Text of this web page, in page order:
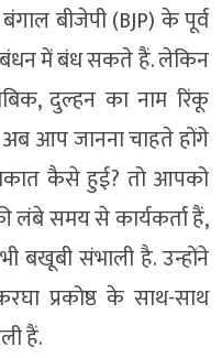
बीजेपी (BJP) के पूर्व
बंधन में बंध सकते हैं. लेकिन
दुल्हन का नाम रिंकू
आप जानना चाहते होंगे
कैसे हुई? तो आपको
लंबे समय से कार्यकर्ता हैं,
बखूबी संभाली है. उन्होंने
प्रकोष्ठ के साथ-साथ
हैं.